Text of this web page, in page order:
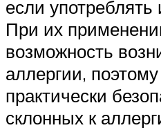
если
При их
возможность
аллергии,
практически
склонных к